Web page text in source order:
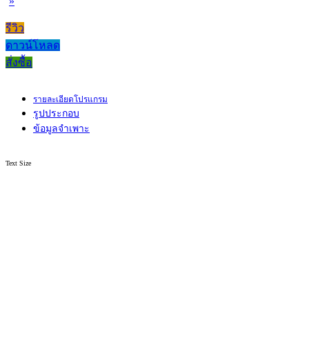
รีวิว
ดาวน์โหลด
สั่งซื้อ
รายละเอียดโปรแกรม
รูปประกอบ
ข้อมูลจำเพาะ
Text Size